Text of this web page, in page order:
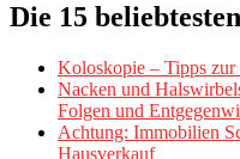
Die 15
Koloskopie – Tipps
Nacken und
Folgen und
Achtung: Immobilien
Hausverkauf